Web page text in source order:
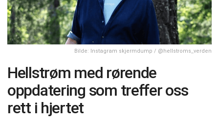
Bilde: Instagram skjermdump / @hellstroms_verden
Hellstrøm med rørende
oppdatering som treffer oss
rett i hjertet